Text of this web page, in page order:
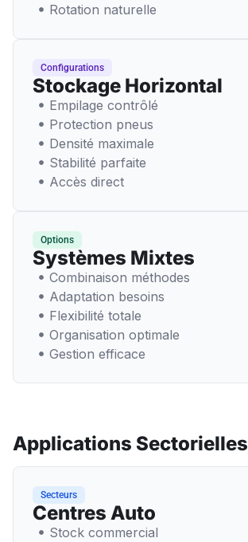
Rotation naturelle
Configurations
Stockage Horizontal
Empilage contrôlé
Protection pneus
Densité maximale
Stabilité parfaite
Accès direct
Options
Systèmes Mixtes
Combinaison méthodes
Adaptation besoins
Flexibilité totale
Organisation optimale
Gestion efficace
Applications Sectorielles
Secteurs
Centres Auto
Stock commercial